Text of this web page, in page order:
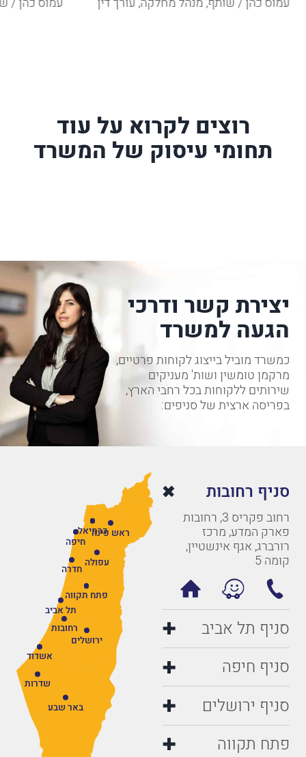
רוצים לקרוא על עוד
תחומי עיסוק של המשרד
יצירת קשר ודרכי
הגעה למשרד
כמשרד מוביל בייצוג לקוחות פרטיים,
מרקמן טומשין ושות' מעניקים
שירותים ללקוחות בכל רחבי הארץ,
בפריסה ארצית של סניפים:
סניף רחובות
רחוב פקריס 3, רחובות
פארק המדע, מרכז
רורברג, אגף אינשטיין,
קומה 5
סניף תל אביב
סניף חיפה
סניף ירושלים
פתח תקווה
רחובות
תל אביב
חיפה
ירושלים
פתח תקווה
חדרה
באר שבע
אשדוד
שדרות
עפולה
ראש פינהכרמיאל